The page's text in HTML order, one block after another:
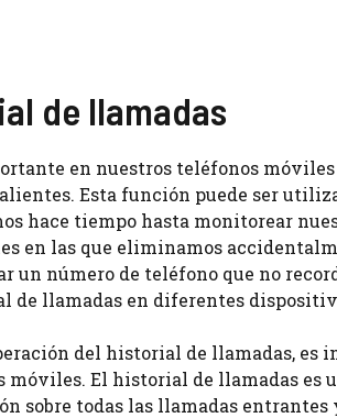
de llamadas
en nuestros teléfonos
Esta función puede ser
hace tiempo hasta monitorear
en las que eliminamos
un número de teléfono que no
de llamadas en diferentes
del historial de llamadas, es
El historial de llamadas es
sobre todas las llamadas